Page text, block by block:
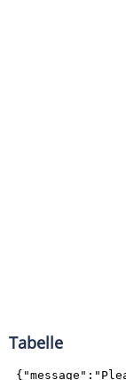
Tabelle